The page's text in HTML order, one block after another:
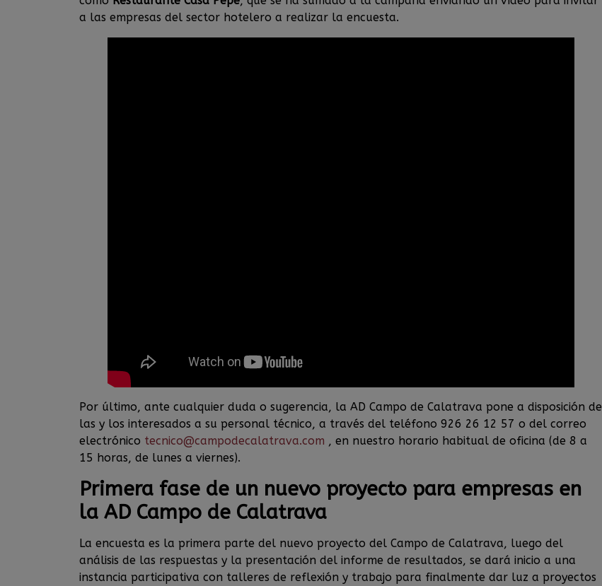
a las empresas del sector hotelero a realizar la encuesta.
Por último, ante cualquier duda o sugerencia, la AD Campo de Calatrava pone a disposición de
las y los interesados a su personal técnico, a través del teléfono 926 26 12 57 o del correo
electrónico tecnico@campodecalatrava.com , en nuestro horario habitual de oficina (de 8 a
15 horas, de lunes a viernes).
Primera fase de un nuevo proyecto para empresas en
la AD Campo de Calatrava
La encuesta es la primera parte del nuevo proyecto del Campo de Calatrava, luego del
análisis de las respuestas y la presentación del informe de resultados, se dará inicio a una
instancia participativa con talleres de reflexión y trabajo para finalmente dar luz a proyectos